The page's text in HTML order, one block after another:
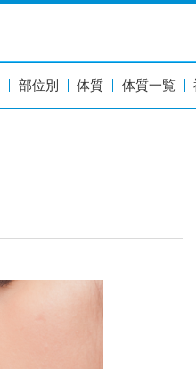
部位別 体質 体質一覧